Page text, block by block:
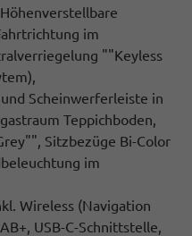
im
""Keyless
Scheinwerferleiste in
Teppichboden,
Sitzbezüge Bi-Color
im
Wireless (Navigation
USB-C-Schnittstelle,